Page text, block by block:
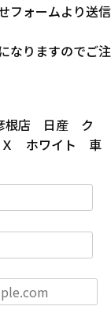
フォームより送信
なりますのでご注
根店 日産 ク
Ｘ ホワイト 車